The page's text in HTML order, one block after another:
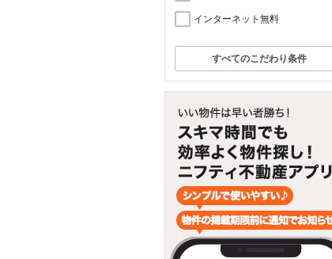
インターネット無料
すべてのこだわり条件